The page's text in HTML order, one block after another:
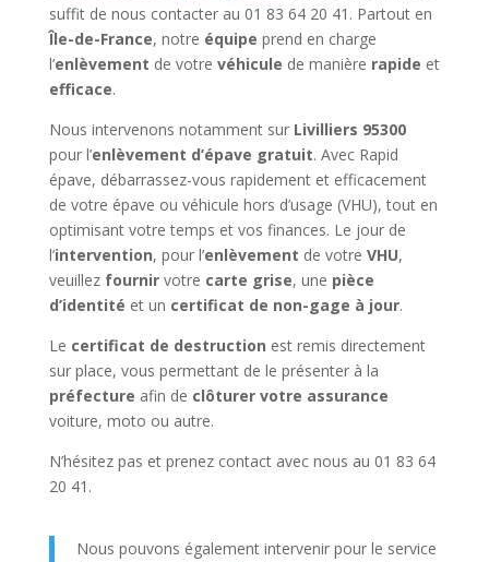
suffit de nous contacter au 01 83 64 20 41. Partout en
Île-de-France, notre équipe prend en charge
l’enlèvement de votre véhicule de manière rapide et
efficace.
Nous intervenons notamment sur Livilliers 95300
pour l’enlèvement d’épave gratuit. Avec Rapid
épave, débarrassez-vous rapidement et efficacement
de votre épave ou véhicule hors d’usage (VHU), tout en
optimisant votre temps et vos finances. Le jour de
l’intervention, pour l’enlèvement de votre VHU,
veuillez fournirvotre carte grise, une pièce
d’identité et un certificat de non-gage à jour.
Le certificat de destruction est remis directement
sur place, vous permettant de le présenter à la
préfecture afin de clôturer votre assurance
voiture, moto ou autre.
N’hésitez pas et prenez contact avec nous au 01 83 64
20 41.
Nous pouvons également intervenir pour le service